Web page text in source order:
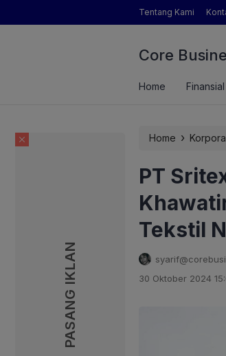
PASANG IKLAN
Tentang Kami
Core
Pertanian yang Dimaksud Mentan Amran?
Home Finansial
PASANG IKLAN
Home ›
PT
Tekstil
30 Oktober 2024